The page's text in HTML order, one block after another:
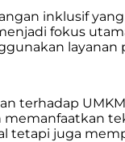
inklusif
fokus
layanan
terhadap
juga